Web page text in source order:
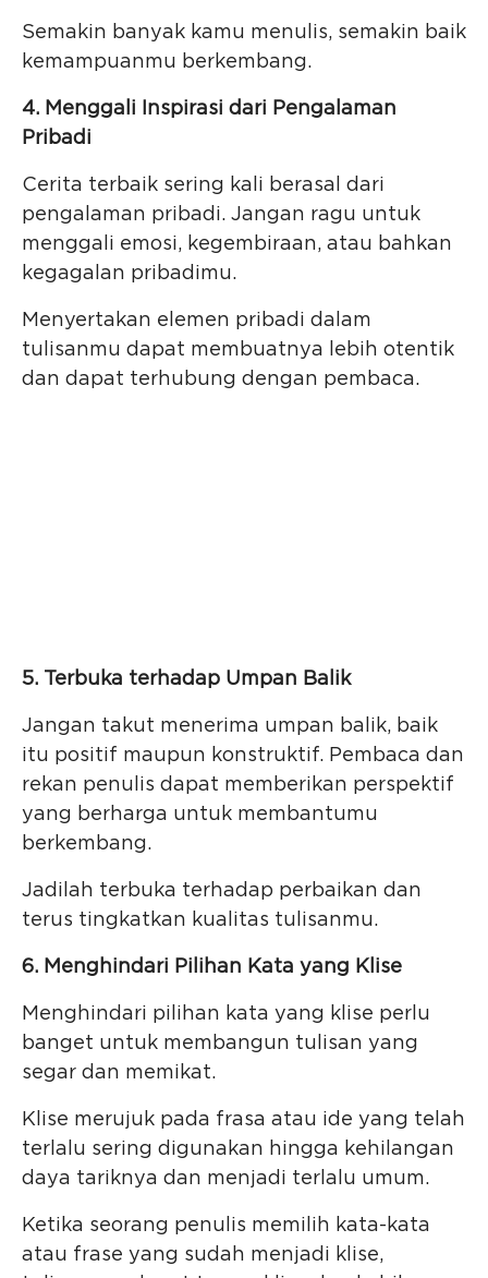
Semakin banyak kamu menulis, semakin baik
kemampuanmu berkembang.
4. Menggali Inspirasi dari Pengalaman
Pribadi
Cerita terbaik sering kali berasal dari
pengalaman pribadi. Jangan ragu untuk
menggali emosi, kegembiraan, atau bahkan
kegagalan pribadimu.
Menyertakan elemen pribadi dalam
tulisanmu dapat membuatnya lebih otentik
dan dapat terhubung dengan pembaca.
5. Terbuka terhadap Umpan Balik
Jangan takut menerima umpan balik, baik
itu positif maupun konstruktif. Pembaca dan
rekan penulis dapat memberikan perspektif
yang berharga untuk membantumu
berkembang.
Jadilah terbuka terhadap perbaikan dan
terus tingkatkan kualitas tulisanmu.
6. Menghindari Pilihan Kata yang Klise
Menghindari pilihan kata yang klise perlu
banget untuk membangun tulisan yang
segar dan memikat.
Klise merujuk pada frasa atau ide yang telah
terlalu sering digunakan hingga kehilangan
daya tariknya dan menjadi terlalu umum.
Ketika seorang penulis memilih kata-kata
atau frase yang sudah menjadi klise,